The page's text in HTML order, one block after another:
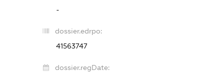
-
dossier.edrpo:
41563747
dossier.regDate: